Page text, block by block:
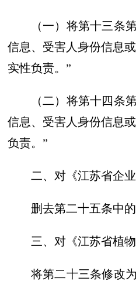
（一）将第十三条
信息、受害人身份信息
实性负责。”
（二）将第十四条
信息、受害人身份信息
负责。”
二、对《江苏省企
删去第二十五条中
三、对《江苏省植
将第二十三条修改